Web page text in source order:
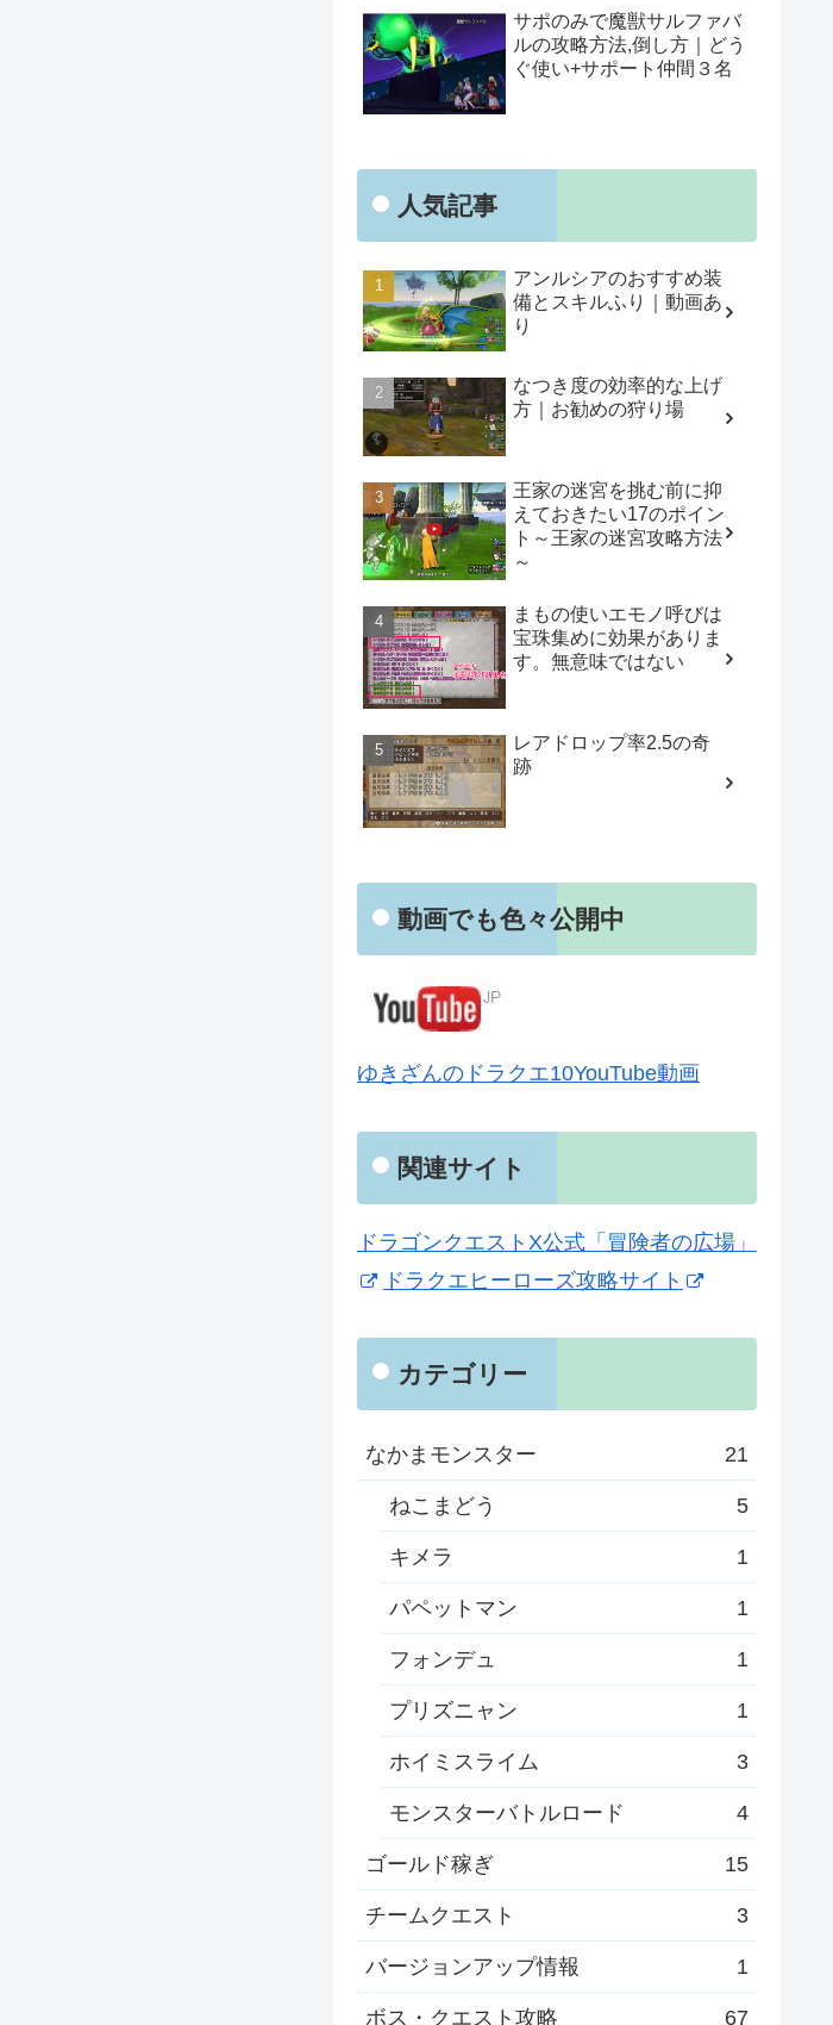
サポのみで魔獣サルファバ
ルの攻略方法,倒し方｜どう
ぐ使い+サポート仲間３名
人気記事
アンルシアのおすすめ装
備とスキルふり｜動画あ
り
なつき度の効率的な上げ
方｜お勧めの狩り場
王家の迷宮を挑む前に抑
えておきたい17のポイン
ト～王家の迷宮攻略方法
～
まもの使いエモノ呼びは
宝珠集めに効果がありま
す。無意味ではない
レアドロップ率2.5の奇
跡
動画でも色々公開中
ゆきざんのドラクエ10YouTube動画
関連サイト
ドラゴンクエストX公式「冒険者の広場」
ドラクエヒーローズ攻略サイト
カテゴリー
なかまモンスター 21
ねこまどう 5
キメラ 1
パペットマン 1
フォンデュ 1
プリズニャン 1
ホイミスライム 3
モンスターバトルロード 4
ゴールド稼ぎ 15
チームクエスト 3
バージョンアップ情報 1
ボス・クエスト攻略 67